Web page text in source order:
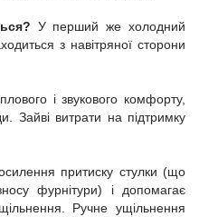
У перший же холодний
з навітряної сторони
і звукового комфорту,
Зайві витрати на підтримку
притиску стулки (що
фурнітури) і допомагає
Ручне ущільнення